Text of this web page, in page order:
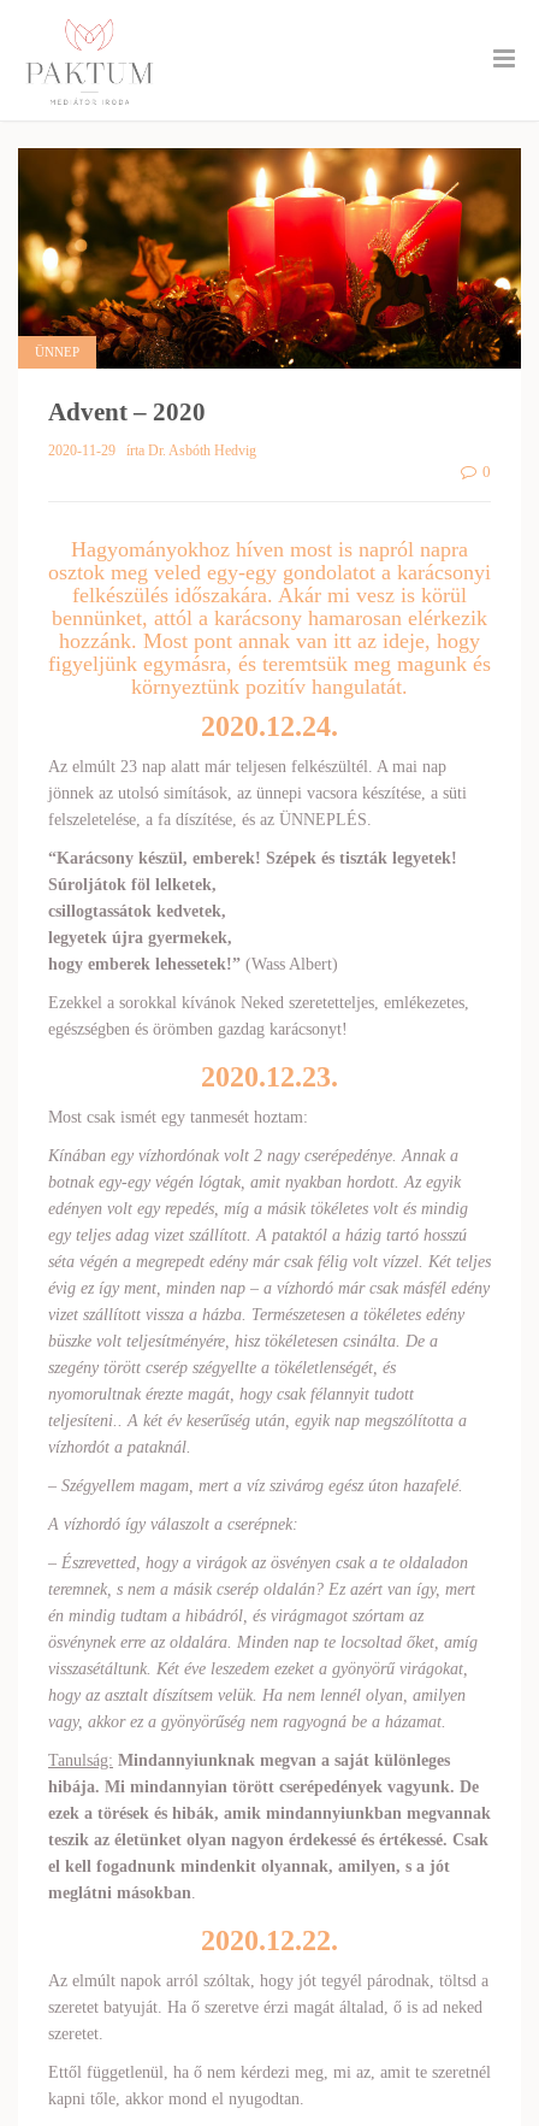
ÜNNEP
Advent – 2020
2020-11-29 írta Dr. Asbóth Hedvig
0
Hagyományokhoz híven most is napról napra
osztok meg veled egy-egy gondolatot a karácsonyi
felkészülés időszakára. Akár mi vesz is körül
bennünket, attól a karácsony hamarosan elérkezik
hozzánk. Most pont annak van itt az ideje, hogy
figyeljünk egymásra, és teremtsük meg magunk és
környeztünk pozitív hangulatát.
2020.12.24.
Az elmúlt 23 nap alatt már teljesen felkészültél. A mai nap
jönnek az utolsó simítások, az ünnepi vacsora készítése, a süti
felszeletelése, a fa díszítése, és az ÜNNEPLÉS.
“Karácsony készül, emberek! Szépek és tiszták legyetek!
Súroljátok föl lelketek,
csillogtassátok kedvetek,
legyetek újra gyermekek,
hogy emberek lehessetek!” (Wass Albert)
Ezekkel a sorokkal kívánok Neked szeretetteljes, emlékezetes,
egészségben és örömben gazdag karácsonyt!
2020.12.23.
Most csak ismét egy tanmesét hoztam:
Kínában egy vízhordónak volt 2 nagy cserépedénye. Annak a
botnak egy-egy végén lógtak, amit nyakban hordott. Az egyik
edényen volt egy repedés, míg a másik tökéletes volt és mindig
egy teljes adag vizet szállított. A pataktól a házig tartó hosszú
séta végén a megrepedt edény már csak félig volt vízzel. Két teljes
évig ez így ment, minden nap – a vízhordó már csak másfél edény
vizet szállított vissza a házba. Természetesen a tökéletes edény
büszke volt teljesítményére, hisz tökéletesen csinálta. De a
szegény törött cserép szégyellte a tökéletlenségét, és
nyomorultnak érezte magát, hogy csak félannyit tudott
teljesíteni.. A két év keserűség után, egyik nap megszólította a
vízhordót a pataknál.
– Szégyellem magam, mert a víz szivárog egész úton hazafelé.
A vízhordó így válaszolt a cserépnek:
– Észrevetted, hogy a virágok az ösvényen csak a te oldaladon
teremnek, s nem a másik cserép oldalán? Ez azért van így, mert
én mindig tudtam a hibádról, és virágmagot szórtam az
ösvénynek erre az oldalára. Minden nap te locsoltad őket, amíg
visszasétáltunk. Két éve leszedem ezeket a gyönyörű virágokat,
hogy az asztalt díszítsem velük. Ha nem lennél olyan, amilyen
vagy, akkor ez a gyönyörűség nem ragyogná be a házamat.
Tanulság: Mindannyiunknak megvan a saját különleges
hibája. Mi mindannyian törött cserépedények vagyunk. De
ezek a törések és hibák, amik mindannyiunkban megvannak
teszik az életünket olyan nagyon érdekessé és értékessé. Csak
el kell fogadnunk mindenkit olyannak, amilyen, s a jót
meglátni másokban
2020.12.22.
Az elmúlt napok arról szóltak, hogy jót tegyél párodnak, töltsd a
szeretet batyuját. Ha ő szeretve érzi magát általad, ő is ad neked
szeretet.
Ettől függetlenül, ha ő nem kérdezi meg, mi az, amit te szeretnél
kapni tőle, akkor mond el nyugodtan.